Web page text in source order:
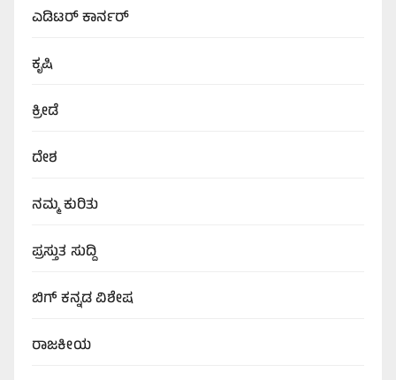
ಎಡಿಟರ್‌ ಕಾರ್ನರ್
ಕೃಷಿ
ಕ್ರೀಡೆ
ದೇಶ
ನಮ್ಮ ಕುರಿತು
ಪ್ರಸ್ತುತ ಸುದ್ದಿ
ಬಿಗ್‌ ಕನ್ನಡ ವಿಶೇಷ
ರಾಜಕೀಯ